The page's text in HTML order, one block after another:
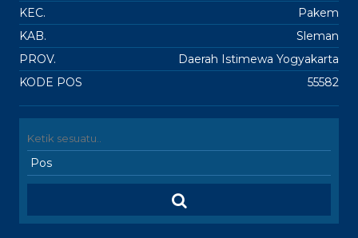
KEC.
Pakem
KAB.
Sleman
PROV.
Daerah Istimewa Yogyakarta
KODE POS
55582